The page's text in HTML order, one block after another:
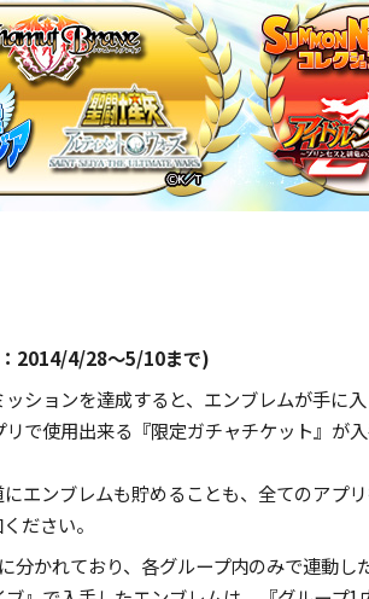
2014/4/28〜5/10まで)
ションを達成すると、エンブレムが手に入
で使用出来る『限定ガチャチケット』が
エンブレムも貯めることも、全てのアプ
ださい。
分かれており、各グループ内のみで連動し